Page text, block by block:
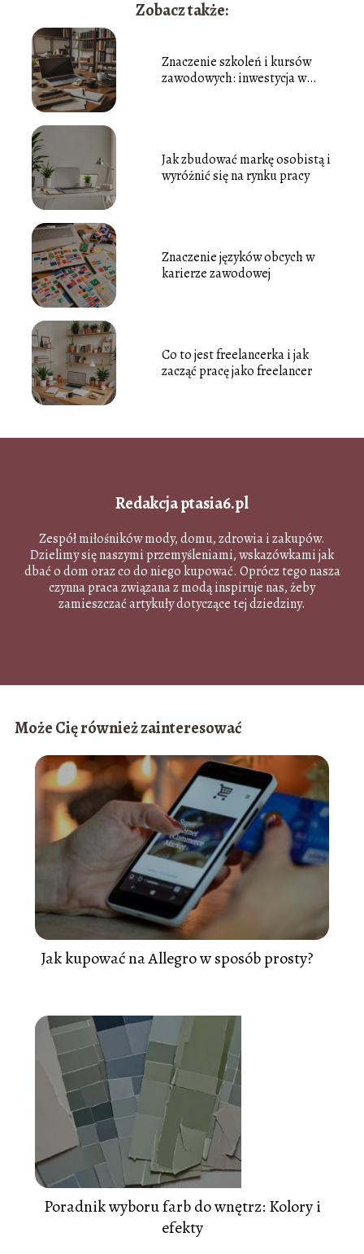
Zobacz także:
Znaczenie szkoleń i kursów
zawodowych: inwestycja w
Jak zbudować markę osobistą i
wyróżnić się na rynku pracy
Znaczenie języków obcych w
karierze zawodowej
Co to jest freelancerka i jak
zacząć pracę jako freelancer
Redakcja ptasia6.pl
Zespół miłośników mody, domu, zdrowia i zakupów.
Dzielimy się naszymi przemyśleniami, wskazówkami jak
dbać o dom oraz co do niego kupować. Oprócz tego nasza
czynna praca związana z modą inspiruje nas, żeby
zamieszczać artykuły dotyczące tej dziedziny.
Może Cię również zainteresować
Jak kupować na Allegro w sposób prosty?
Poradnik wyboru farb do wnętrz: Kolory i
efekty